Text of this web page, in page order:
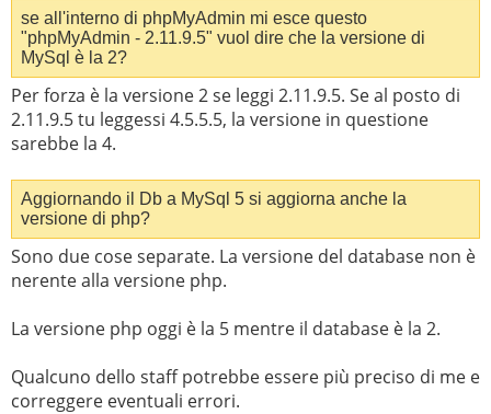
se all'interno di phpMyAdmin mi esce questo
"phpMyAdmin - 2.11.9.5" vuol dire che la versione di
MySql è la 2?
Per forza è la versione 2 se leggi 2.11.9.5. Se al posto di
2.11.9.5 tu leggessi 4.5.5.5, la versione in questione
sarebbe la 4.
Aggiornando il Db a MySql 5 si aggiorna anche la
versione di php?
Sono due cose separate. La versione del database non è
nerente alla versione php.
La versione php oggi è la 5 mentre il database è la 2.
Qualcuno dello staff potrebbe essere più preciso di me e
correggere eventuali errori.